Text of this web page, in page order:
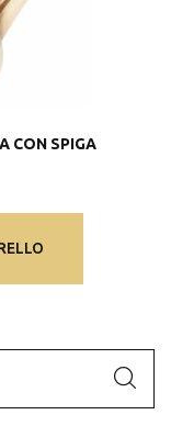
CON SPIGA